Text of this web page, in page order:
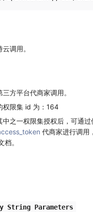
调用。
方平台代商家调用。
权限集 id 为：164
中之一权限集授权后，可通过
代商家进行调用
档。
String Parameters